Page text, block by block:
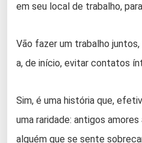
em seu local de trabalho,
Vão fazer um trabalho
a, de início, evitar contatos
Sim, é uma história que,
uma raridade: antigos
alguém que se sente